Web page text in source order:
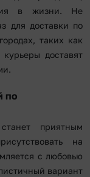
в жизни. Не
для доставки по
таких как
доставят
по
приятным
на
с любовью
вариант